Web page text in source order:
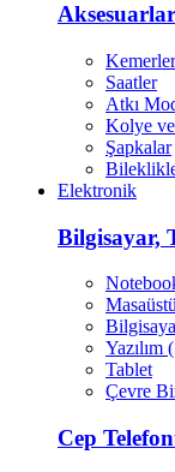
Aksesuarlar
Kemerler
Saatler
Atkı
Kolye
Şapkalar
Elektronik
Bilgisayar,
Yazılım
Tablet
Çevre
Cep